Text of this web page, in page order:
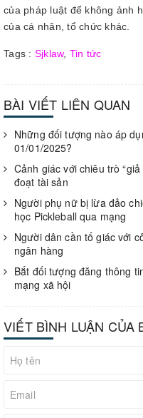
của pháp luật để không ảnh
của cá nhân, tổ chức khác.
Tags : Sjklaw, Tin tức
BÀI VIẾT LIÊN QUAN
Những đối tượng nào áp
01/01/2025?
Cảnh giác với chiêu trò
đoạt tài sản
Người phụ nữ bị lừa đảo
học Pickleball qua mạng
Người dân cần tố giác với
ngân hàng
Bắt đối tượng đăng thông
mạng xã hội
VIẾT BÌNH LUẬN CỦA